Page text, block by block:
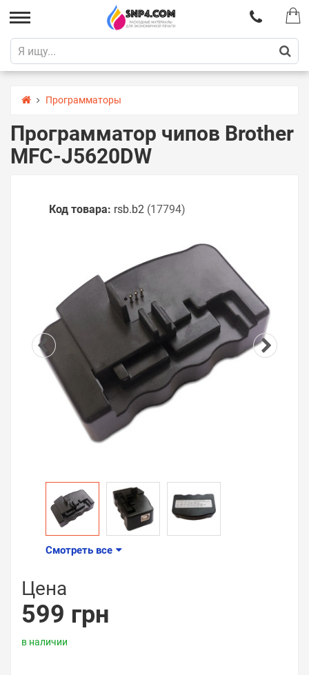
Программаторы
Программатор чипов Brother
MFC-J5620DW
Код товара: rsb.b2 (17794)
Смотреть все
Цена
599 грн
в наличии